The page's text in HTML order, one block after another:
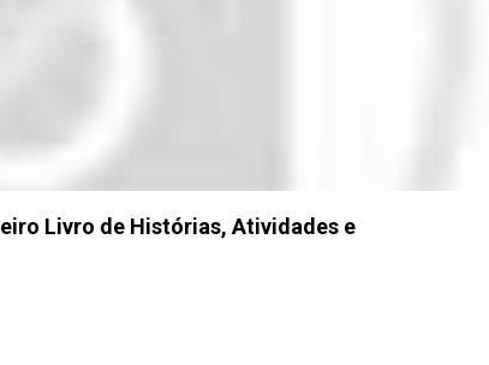
Livro de Histórias, Atividades e